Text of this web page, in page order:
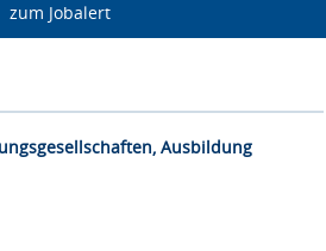
zum Jobalert
Ausbildung